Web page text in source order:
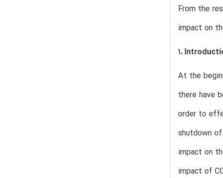
From the
impact on
1.
At the
there have
order to
shutdown
impact on
impact of